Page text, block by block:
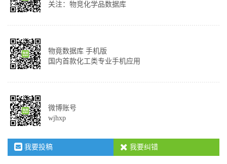
关注：物竞化学品数据库
物竟数据库 手机版
国内首款化工类专业手机应用
微博账号
wjhxp
我要投稿 我要纠错